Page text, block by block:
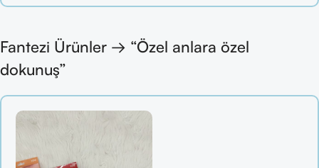
Fantezi Ürünler → “Özel anlara özel
dokunuş”